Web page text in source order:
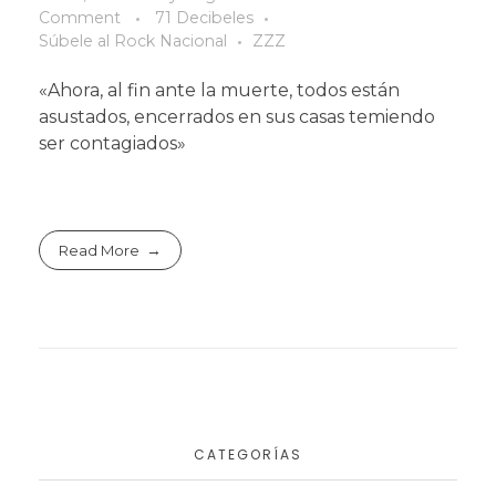
Comment
71 Decibeles
Súbele al Rock Nacional
ZZZ
«Ahora, al fin ante la muerte, todos están
asustados, encerrados en sus casas temiendo
ser contagiados»
Read More
CATEGORÍAS